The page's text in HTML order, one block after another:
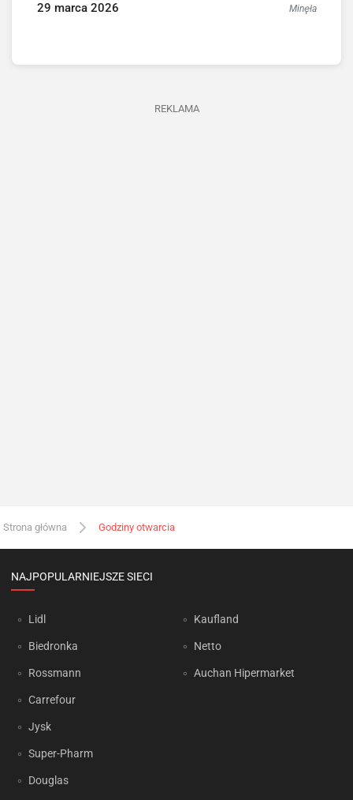
29 marca 2026 Minęła
REKLAMA
Strona główna Godziny otwarcia
NAJPOPULARNIEJSZE SIECI
Lidl
Biedronka
Rossmann
Carrefour
Jysk
Super-Pharm
Douglas
Kaufland
Netto
Auchan Hipermarket